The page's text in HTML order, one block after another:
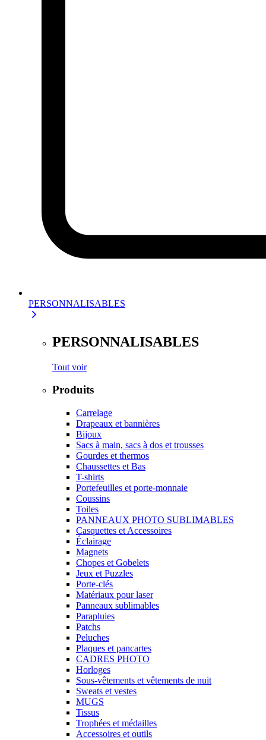
PERSONNALISABLES
PERSONNALISABLES
Tout voir
Produits
Carrelage
Drapeaux et bannières
Bijoux
Sacs à main, sacs à dos et trousses
Gourdes et thermos
Chaussettes et Bas
T-shirts
Portefeuilles et porte-monnaie
Coussins
Toiles
PANNEAUX PHOTO SUBLIMABLES
Casquettes et Accessoires
Éclairage
Magnets
Chopes et Gobelets
Jeux et Puzzles
Porte-clés
Matériaux pour laser
Panneaux sublimables
Parapluies
Patchs
Peluches
Plaques et pancartes
CADRES PHOTO
Horloges
Sous-vêtements et vêtements de nuit
Sweats et vestes
MUGS
Tissus
Trophées et médailles
Accessoires et outils